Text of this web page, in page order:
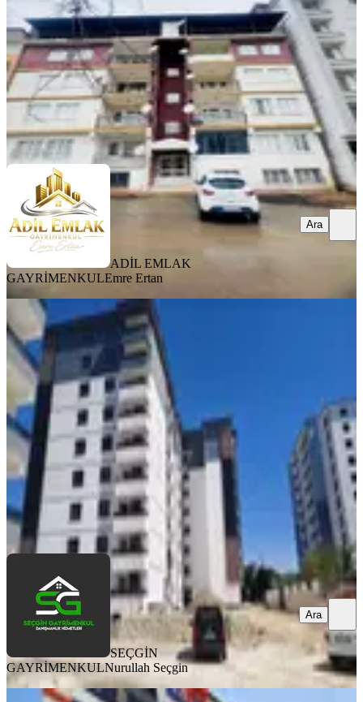
110 m² Çatı Katı·01.07.2026
1.325.000 ₺1.350.000 ₺
ADİL EMLAK GAYRİMENKULEmre Ertan
Ara
ADİL EMLAK
GAYRİMENKULEmre Ertan
Ara
YENİ
Elazığ Cumhuriyet Mahallesi'nde
Satılık Şehir Manzaralı 3+1 Daire
Merkez, Cumhuriyet Mahallesi
3+1·157 m²·
5.850.000 ₺
SEÇGİN GAYRİMENKUL Nurullah Seçgin
Ara
SEÇGİN
GAYRİMENKULNurullah Seçgin
Ara